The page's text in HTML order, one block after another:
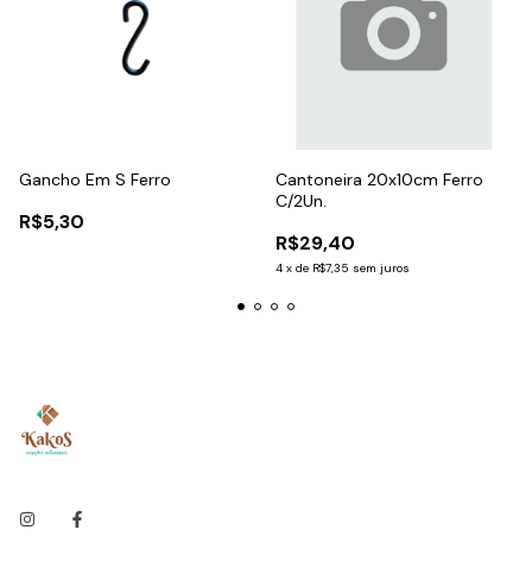
Gancho Em S Ferro
R$5,30
Cantoneira 20x10cm Ferro
C/2Un.
R$29,40
4 x de R$7,35 sem juros